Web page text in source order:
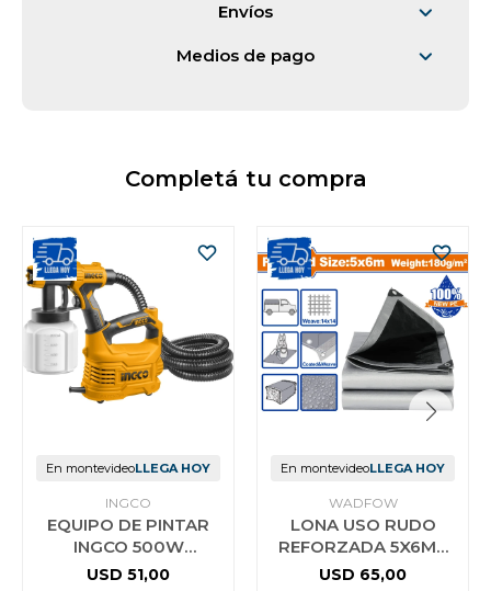
Envíos
Medios de pago
Completá tu compra
En montevideoLLEGA HOY
INGCO
EQUIPO DE PINTAR
INGCO 500W
SPG5008
USD 51,00
En montevideoLLEGA HOY
WADFOW
LONA USO RUDO
REFORZADA 5X6MT
180G/M2 WADFOW
USD 65,00